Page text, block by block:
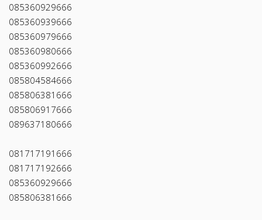
085360929666
085360939666
085360979666
085360980666
085360992666
085804584666
085806381666
085806917666
089637180666
081717191666
081717192666
085360929666
085806381666